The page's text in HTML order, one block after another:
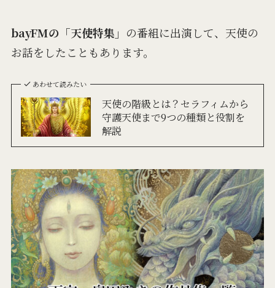
bayFMの「天使特集」 の番組に出演して、天使の
お話をしたこともあります。
あわせて読みたい
天使の階級とは？セラフィムから
守護天使まで9つの種類と役割を
解説